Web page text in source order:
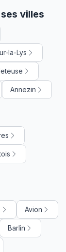
villes
la-Lys
Annezin
Avion
Barlin